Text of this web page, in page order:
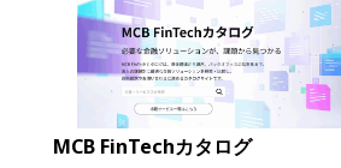
MCB FinTechカタログ